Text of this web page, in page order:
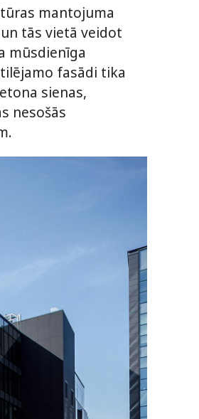
mantojuma
tās vietā veidot
mūsdienīga
fasādi tika
sienas,
nesošās